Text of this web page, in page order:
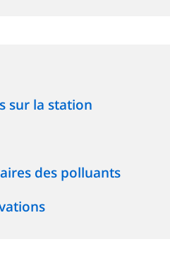
sur la station
des polluants